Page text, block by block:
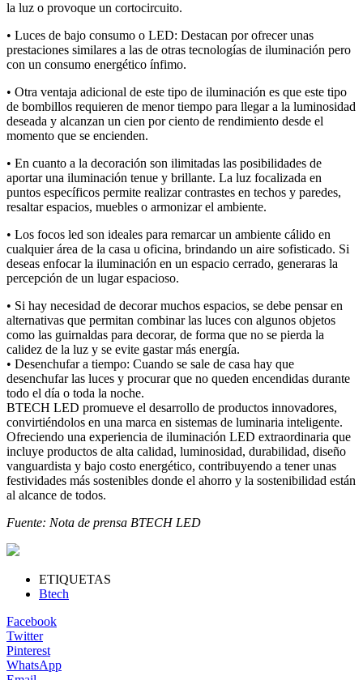
la luz o provoque un cortocircuito.
• Luces de bajo consumo o LED: Destacan por ofrecer unas
prestaciones similares a las de otras tecnologías de iluminación pero
con un consumo energético ínfimo.
• Otra ventaja adicional de este tipo de iluminación es que este tipo
de bombillos requieren de menor tiempo para llegar a la luminosidad
deseada y alcanzan un cien por ciento de rendimiento desde el
momento que se encienden.
• En cuanto a la decoración son ilimitadas las posibilidades de
aportar una iluminación tenue y brillante. La luz focalizada en
puntos específicos permite realizar contrastes en techos y paredes,
resaltar espacios, muebles o armonizar el ambiente.
• Los focos led son ideales para remarcar un ambiente cálido en
cualquier área de la casa u oficina, brindando un aire sofisticado. Si
deseas enfocar la iluminación en un espacio cerrado, generaras la
percepción de un lugar espacioso.
• Si hay necesidad de decorar muchos espacios, se debe pensar en
alternativas que permitan combinar las luces con algunos objetos
como las guirnaldas para decorar, de forma que no se pierda la
calidez de la luz y se evite gastar más energía.
• Desenchufar a tiempo: Cuando se sale de casa hay que
desenchufar las luces y procurar que no queden encendidas durante
todo el día o toda la noche.
BTECH LED promueve el desarrollo de productos innovadores,
convirtiéndolos en una marca en sistemas de luminaria inteligente.
Ofreciendo una experiencia de iluminación LED extraordinaria que
incluye productos de alta calidad, luminosidad, durabilidad, diseño
vanguardista y bajo costo energético, contribuyendo a tener unas
festividades más sostenibles donde el ahorro y la sostenibilidad están
al alcance de todos.
Fuente: Nota de prensa BTECH LED
ETIQUETAS
Btech
Facebook
Twitter
Pinterest
WhatsApp